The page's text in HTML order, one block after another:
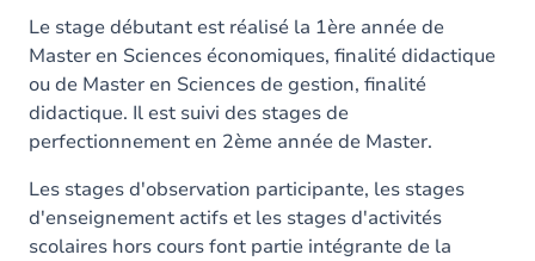
Le stage débutant est réalisé la 1ère année de
Master en Sciences économiques, finalité didactique
ou de Master en Sciences de gestion, finalité
didactique. Il est suivi des stages de
perfectionnement en 2ème année de Master.
Les stages d'observation participante, les stages
d'enseignement actifs et les stages d'activités
scolaires hors cours font partie intégrante de la